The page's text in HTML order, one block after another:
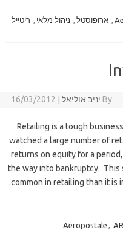
, ארופוסטל, ניהול מלאי, ריטייל
By יניב אוליאל|
16/03/2012
“Retailing is a tough
watched a large number of
returns on equity for a
the way into bankruptcy.
common in retailing than it is in manufacturing or service businesses.
Aeropostale ,